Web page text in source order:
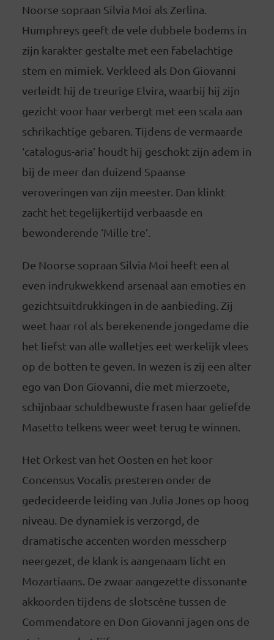
Noorse sopraan Silvia Moi als Zerlina.
Humphreys geeft de vele dubbele bodems in
zijn karakter gestalte met een fabelachtige
stem en mimiek. Verkleed als Don Giovanni
verleidt hij de treurige Elvira, waarbij hij zijn
gezicht voor haar verbergt met een scala aan
schrikachtige gebaren. Tijdens de vermaarde
‘catalogus-aria’ houdt hij geschokt zijn adem in
bij de meer dan duizend Spaanse
veroveringen van zijn meester. Dan klinkt
zacht het tegelijkertijd verbaasde en
bewonderende ‘Mille tre’.
De Noorse sopraan Silvia Moi heeft een al
even indrukwekkend arsenaal aan emoties en
gezichtsuitdrukkingen in de aanbieding. Zij
weet haar rol als berekenende jongedame die
het liefst van alle walletjes eet werkelijk vlees
op de botten te geven. In wezen is zij een alter
ego van Don Giovanni, die met mierzoete,
schijnbaar schuldbewuste frasen haar geliefde
Masetto telkens weer weet terug te winnen.
Het Orkest van het Oosten en het koor
Concensus Vocalis presteren onder de
gedecideerde leiding van Julia Jones op hoog
niveau. De dynamiek is verzorgd, de
dramatische accenten worden messcherp
neergezet, de klank is aangenaam licht en
Mozartiaans. De zwaar aangezette dissonante
akkoorden tijdens de slotscène tussen de
Commendatore en Don Giovanni jagen ons de